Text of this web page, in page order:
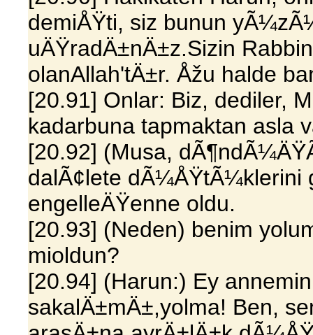
demiÅŸti, siz bunun
uÄŸradÄ±nÄ±z.Sizin
olanAllah'tÄ±r. Åžu halde
[20.91] Onlar: Biz, dediler,
kadarbuna tapmaktan asla
[20.92] (Musa,
dalÃ¢lete
engelleÄŸenne oldu.
[20.93] (Neden) benim
mioldun?
[20.94] (Harun:) Ey
sakalÄ±mÄ±,yolma! Ben,